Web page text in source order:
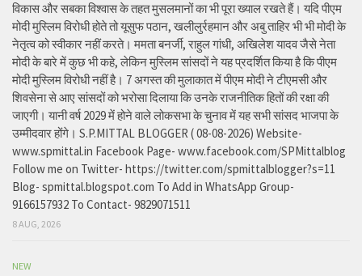
विकास और सबका विश्वास के तहत मुसलमानों का भी पूरा ख्याल रखते हैं। यदि पीएम
मोदी मुस्लिम विरोधी होते तो यूसुफ पठान, खलीलुर्रहमान और अबु ताहिर भी भी मोदी के
नेतृत्व को स्वीकार नहीं करते। ममता बनर्जी, राहुल गांधी, अखिलेश यादव जैसे नेता
मोदी के बारे में कुछ भी कहे, लेकिन मुस्लिम सांसदों ने यह प्रदर्शित किया है कि पीएम
मोदी मुस्लिम विरोधी नहीं है। 7 अगस्त की मुलाकात में पीएम मोदी ने टीएमसी और
शिवसेना से आए सांसदों को भरोसा दिलाया कि उनके राजनीतिक हितों की रक्षा की
जाएगी। यानी वर्ष 2029 में होने वाले लोकसभा के चुनाव में यह सभी सांसद भाजपा के
उम्मीदवार होंगे। S.P.MITTAL BLOGGER ( 08-08-2026) Website-
www.spmittal.in Facebook Page- www.facebook.com/SPMittalblog
Follow me on Twitter- https://twitter.com/spmittalblogger?s=11
Blog- spmittal.blogspot.com To Add in WhatsApp Group-
9166157932 To Contact- 9829071511
8 AUG, 2026
NEW